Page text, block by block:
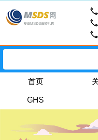
首页
GHS